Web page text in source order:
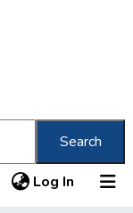
Search
Log In (current)